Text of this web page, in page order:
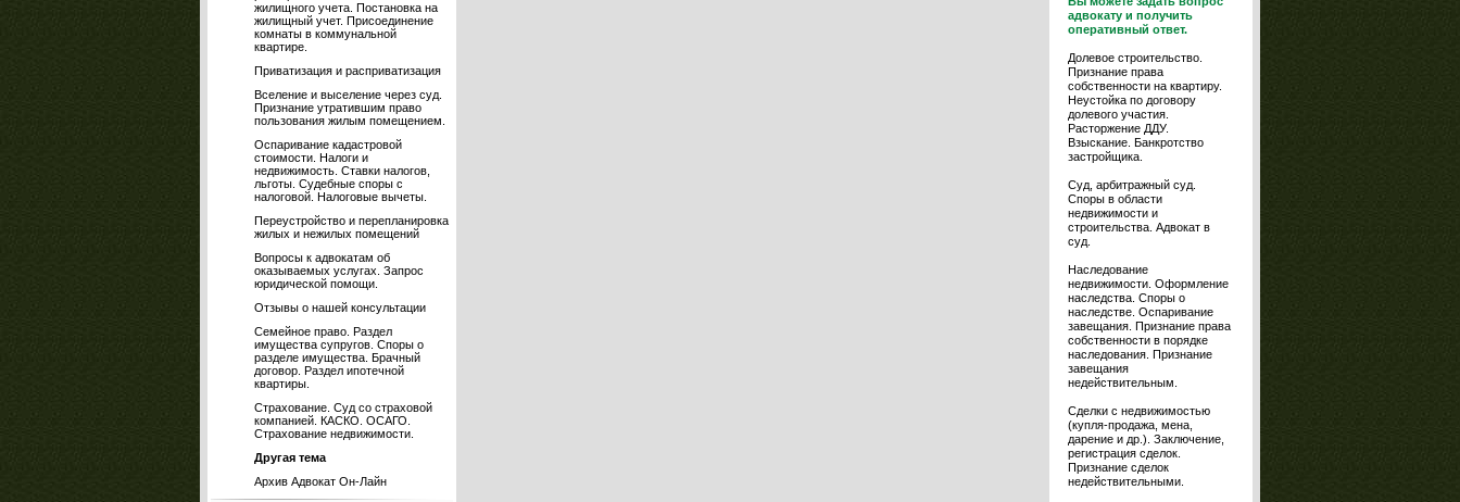
жилищного учета. Постановка на
жилищный учет. Присоединение
комнаты в коммунальной
квартире.
Приватизация и расприватизация
Вселение и выселение через суд.
Признание утратившим право
пользования жилым помещением.
Оспаривание кадастровой
стоимости. Налоги и
недвижимость. Ставки налогов,
льготы. Судебные споры с
налоговой. Налоговые вычеты.
Переустройство и перепланировка
жилых и нежилых помещений
Вопросы к адвокатам об
оказываемых услугах. Запрос
юридической помощи.
Отзывы о нашей консультации
Семейное право. Раздел
имущества супругов. Споры о
разделе имущества. Брачный
договор. Раздел ипотечной
квартиры.
Страхование. Суд со страховой
компанией. КАСКО. ОСАГО.
Страхование недвижимости.
Другая тема
Архив Адвокат Он-Лайн
адвокату и получить
оперативный ответ.
Долевое строительство.
Признание права
собственности на квартиру.
Неустойка по договору
долевого участия.
Расторжение ДДУ.
Взыскание. Банкротство
застройщика.
Суд, арбитражный суд.
Споры в области
недвижимости и
строительства. Адвокат в
суд.
Наследование
недвижимости. Оформление
наследства. Споры о
наследстве. Оспаривание
завещания. Признание права
собственности в порядке
наследования. Признание
завещания
недействительным.
Сделки с недвижимостью
(купля-продажа, мена,
дарение и др.). Заключение,
регистрация сделок.
Признание сделок
недействительными.